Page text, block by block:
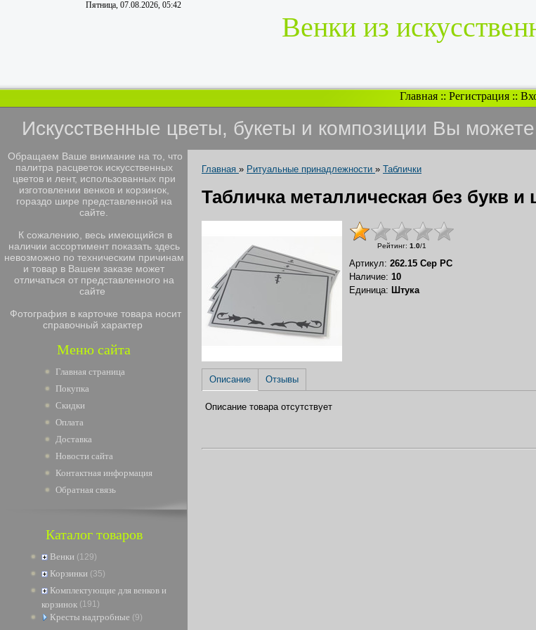
Пятница, 07.08.2026, 05:42
Венки из
Главная :: Регистрация ::
Искусственные цветы, букеты и композиции Вы
Обращаем Ваше внимание на то, что
палитра расцветок искусственных
цветов и лент, использованных при
изготовлении венков и корзинок,
гораздо шире представленной на
сайте.
К сожалению, весь имеющийся в
наличии ассортимент показать здесь
невозможно по техническим причинам
и товар в Вашем заказе может
отличаться от представленного на
сайте
Фотография в карточке товара носит
справочный характер
Меню сайта
Главная страница
Покупка
Скидки
Оплата
Доставка
Новости сайта
Контактная информация
Обратная связь
Каталог товаров
Венки (129)
Корзинки (35)
Комплектующие для венков и
корзинок (191)
Кресты надгробные (9)
Главная » Ритуальные принадлежности » Таблички
Табличка металлическая без букв
Рейтинг: 1.0/1
Артикул: 262.15 Сер РС
Наличие: 10
Единица: Штука
Описание Отзывы
Описание товара отсутствует